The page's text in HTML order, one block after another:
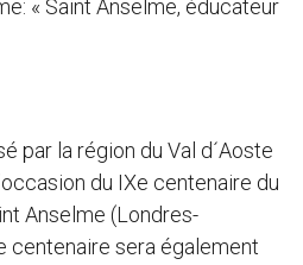
« Saint Anselme, éducateur
par la région du Val d´Aoste
du IXe centenaire du
Anselme (Londres-
centenaire sera également